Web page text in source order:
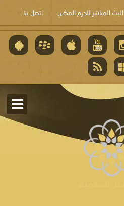
البث المباشر للحرم المكي اتصل بنا